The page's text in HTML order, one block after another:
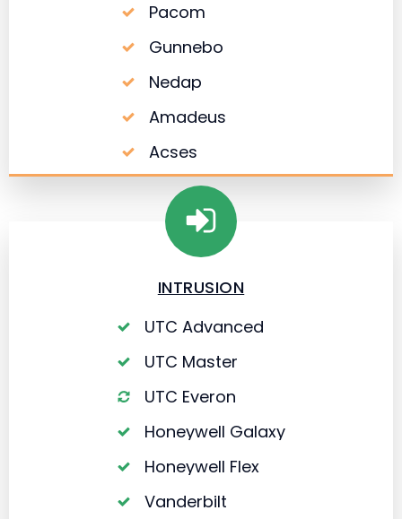
Pacom
Gunnebo
Nedap
Amadeus
Acses
INTRUSION
UTC Advanced
UTC Master
UTC Everon
Honeywell Galaxy
Honeywell Flex
Vanderbilt